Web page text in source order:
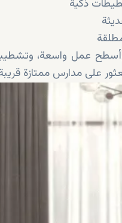
ذكية
عمل واسعة، وتشطيبات
على مدارس ممتازة